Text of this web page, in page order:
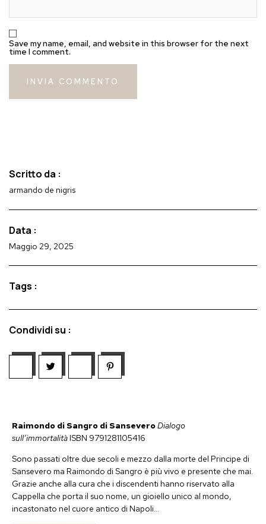
Save my name, email, and website in this browser for the next
time I comment.
Scritto da :
armando de nigris
Data :
Maggio 29, 2025
Tags :
Condividi su :
Raimondo di Sangro di SanseveroDialogo
sull’immortalitàISBN 9791281105416
Sono passati oltre due secoli e mezzo dalla morte del Principe di
Sansevero ma Raimondo di Sangro è più vivo e presente che mai.
Grazie anche alla cura che i discendenti hanno riservato alla
Cappella che porta il suo nome, un gioiello unico al mondo,
incastonato nel cuore antico di Napoli…